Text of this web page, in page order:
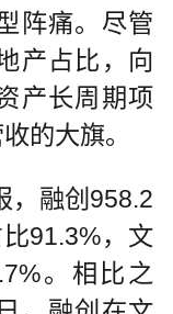
阵痛。尽管
产占比，向
产长周期项
的大旗。
，融创958.2
91.3%，文
。相比之